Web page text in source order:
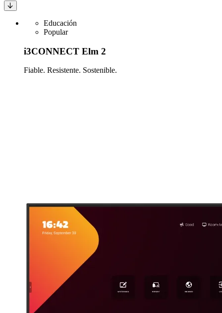
Educación
Popular
i3CONNECT Elm 2
Fiable. Resistente. Sostenible.